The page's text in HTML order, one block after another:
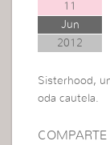
11
Jun
2012
Sisterhood,
oda cautela.